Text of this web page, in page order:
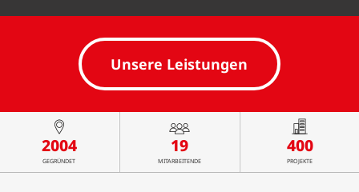
Unsere Leistungen
2004
GEGRÜNDET
19
MITARBEITENDE
400
PROJEKTE